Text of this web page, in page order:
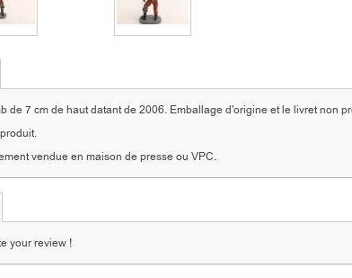
de 7 cm de haut datant de 2006. Emballage d'origine et le livret non
vendue en maison de presse ou VPC.
your review !